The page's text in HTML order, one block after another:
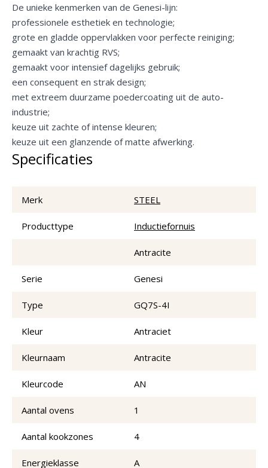
De unieke kenmerken van de Genesi-lijn:
professionele esthetiek en technologie;
grote en gladde oppervlakken voor perfecte reiniging;
gemaakt van krachtig RVS;
gemaakt voor intensief dagelijks gebruik;
een consequent en strak design;
met extreem duurzame poedercoating uit de auto-
industrie;
keuze uit zachte of intense kleuren;
keuze uit een glanzende of matte afwerking.
Specificaties
Merk STEEL
Producttype Inductiefornuis
Antracite
Serie Genesi
Type GQ7S-4I
Kleur Antraciet
Kleurnaam Antracite
Kleurcode AN
Aantal ovens 1
Aantal kookzones 4
Energieklasse A